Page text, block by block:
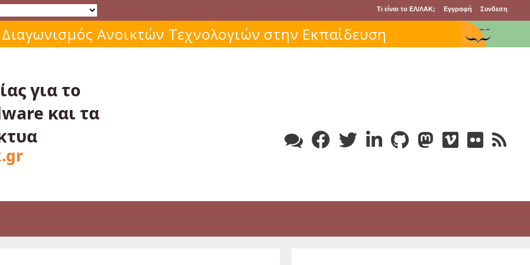
Τι είναι το ΕΛ/ΛΑΚ; Εγγραφή Συνδεση
Μάθε για το ελεύθερο λογισμικό!